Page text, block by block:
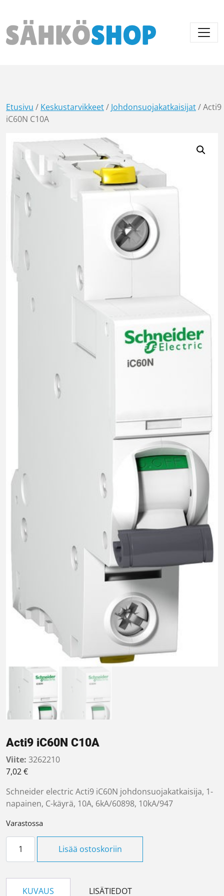
Päävalikko
Etusivu / Keskustarvikkeet/ Johdonsuojakatkaisijat/ Acti9
iC60N C10A
Acti9 iC60N C10A
Viite: 3262210
7,02€
Schneider electric Acti9 iC60N johdonsuojakatkaisija, 1-
napainen, C-käyrä, 10A, 6kA/60898, 10kA/947
Varastossa
Acti9 iC60N C10A määrä
Lisää ostoskoriin
KUVAUS LISÄTIEDOT